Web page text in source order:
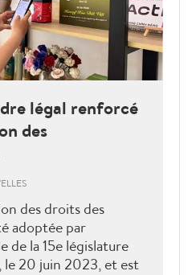
légal renforcé
des
des droits des
adoptée par
de la 15e législature
le 20 juin 2023, et est